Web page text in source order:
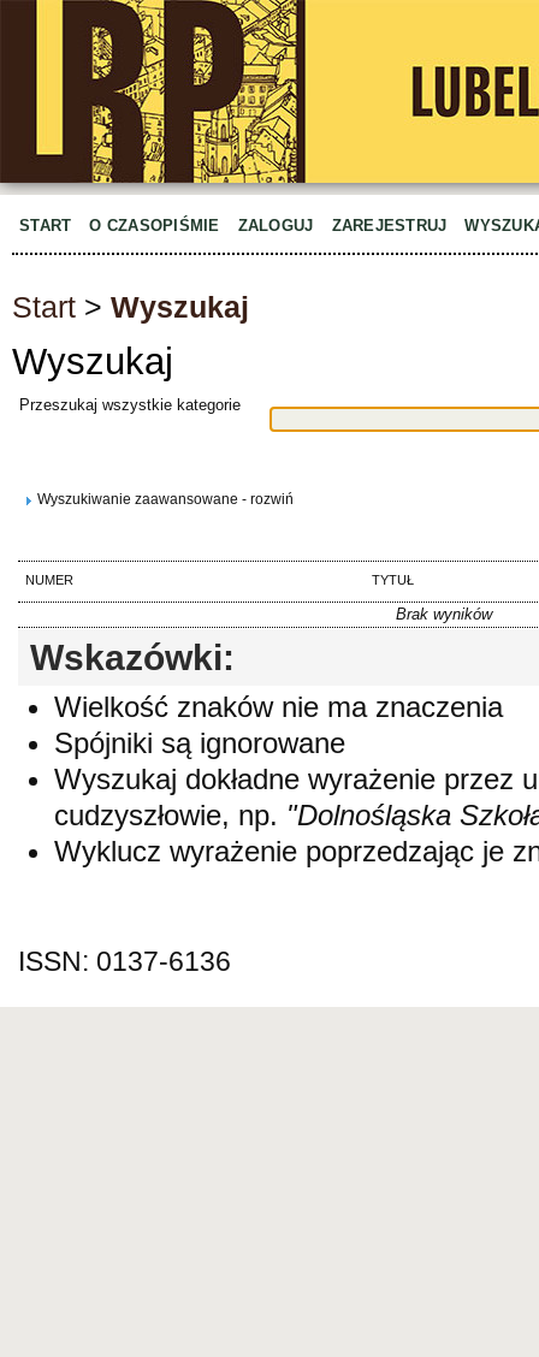
START O CZASOPIŚMIE ZALOGUJ ZAREJESTRUJ
Start > Wyszukaj
Wyszukaj
Przeszukaj wszystkie kategorie
Wyszukiwanie zaawansowane - rozwiń
NUMER TYTUŁ
Brak wyników
Wskazówki:
Wielkość znaków nie ma znaczenia
Spójniki są ignorowane
Wyszukaj dokładne wyrażenie przez
cudzyszłowie, np. "Dolnośląska
Wyklucz wyrażenie poprzedzając je
ISSN: 0137-6136